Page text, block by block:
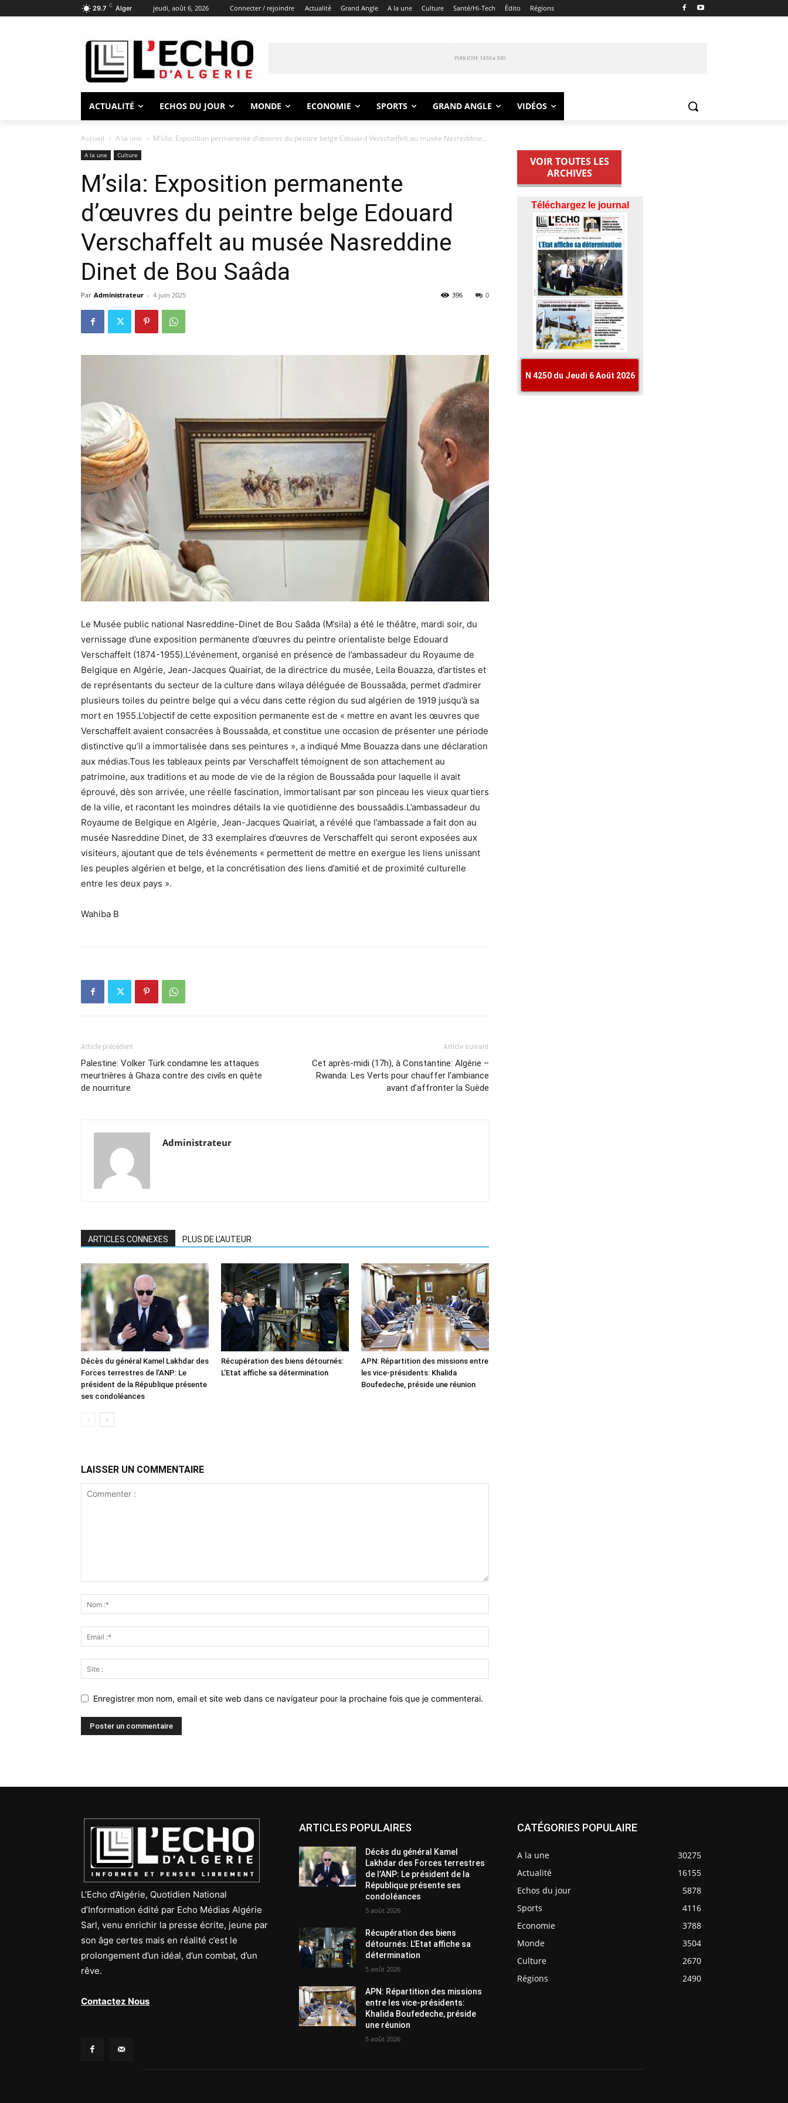
29.7 C Alger jeudi, août 6, 2026 Connecter / rejoindre Actualité Grand Angle A la une Culture Santé/Hi-Tech Édito Régions
ACTUALITÉ ECHOS DU JOUR MONDE ECONOMIE SPORTS GRAND ANGLE VIDÉOS
Accueil A la une M’sila: Exposition permanente d’œuvres du peintre belge Edouard Verschaffelt au musée Nasreddine...
A la une Culture
M’sila: Exposition permanente
d’œuvres du peintre belge Edouard
Verschaffelt au musée Nasreddine
Dinet de Bou Saâda
Par Administrateur - 4 juin 2025 0
396
Le Musée public national Nasreddine-Dinet de Bou Saâda (M’sila) a été le théâtre, mardi soir, du
vernissage d’une exposition permanente d’œuvres du peintre orientaliste belge Edouard
Verschaffelt (1874-1955).L’événement, organisé en présence de l’ambassadeur du Royaume de
Belgique en Algérie, Jean-Jacques Quairiat, de la directrice du musée, Leila Bouazza, d’artistes et
de représentants du secteur de la culture dans wilaya déléguée de Boussaâda, permet d’admirer
plusieurs toiles du peintre belge qui a vécu dans cette région du sud algérien de 1919 jusqu’à sa
mort en 1955.L’objectif de cette exposition permanente est de « mettre en avant les œuvres que
Verschaffelt avaient consacrées à Boussaâda, et constitue une occasion de présenter une période
distinctive qu’il a immortalisée dans ses peintures », a indiqué Mme Bouazza dans une déclaration
aux médias.Tous les tableaux peints par Verschaffelt témoignent de son attachement au
patrimoine, aux traditions et au mode de vie de la région de Boussaâda pour laquelle il avait
éprouvé, dès son arrivée, une réelle fascination, immortalisant par son pinceau les vieux quartiers
de la ville, et racontant les moindres détails la vie quotidienne des boussaâdis.L’ambassadeur du
Royaume de Belgique en Algérie, Jean-Jacques Quairiat, a révélé que l’ambassade a fait don au
musée Nasreddine Dinet, de 33 exemplaires d’œuvres de Verschaffelt qui seront exposées aux
visiteurs, ajoutant que de tels événements « permettent de mettre en exergue les liens unissant
les peuples algérien et belge, et la concrétisation des liens d’amitié et de proximité culturelle
entre les deux pays ».
Wahiba B
Article précédent
Palestine: Volker Türk condamne les attaques
meurtrières à Ghaza contre des civils en quête
de nourriture
Article suivant
Cet après-midi (17h), à Constantine: Algérie –
Rwanda: Les Verts pour chauffer l’ambiance
avant d’affronter la Suède
Administrateur
ARTICLES CONNEXES PLUS DE L'AUTEUR
Décès du général Kamel Lakhdar des
Forces terrestres de l’ANP: Le
président de la République présente
ses condoléances
Récupération des biens détournés:
L’Etat affiche sa détermination
APN: Répartition des missions entre
les vice-présidents: Khalida
Boufedeche, préside une réunion
LAISSER UN COMMENTAIRE
Enregistrer mon nom, email et site web dans ce navigateur pour la prochaine fois que je commenterai.
VOIR TOUTES LES
ARCHIVES
L’Echo d’Algérie, Quotidien National
d’Information édité par Echo Médias Algérie
Sarl, venu enrichir la presse écrite, jeune par
son âge certes mais en réalité c’est le
prolongement d’un idéal, d’un combat, d’un
rêve.
Contactez Nous
ARTICLES POPULAIRES
Décès du général Kamel
Lakhdar des Forces terrestres
de l’ANP: Le président de la
République présente ses
condoléances
5 août 2026
Récupération des biens
détournés: L’Etat affiche sa
détermination
5 août 2026
APN: Répartition des missions
entre les vice-présidents:
Khalida Boufedeche, préside
une réunion
5 août 2026
CATÉGORIES POPULAIRE
A la une
30275
Actualité
16155
Echos du jour
5878
Sports
4116
Economie
3788
Monde
3504
Culture
2670
Régions
2490